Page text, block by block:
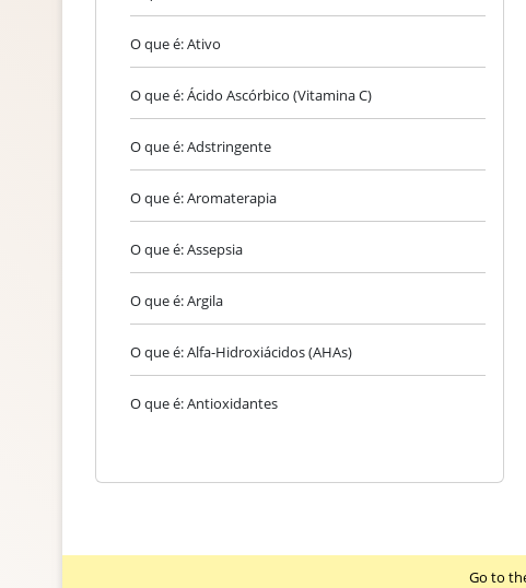
O que é: Ativo
O que é: Ácido Ascórbico (Vitamina C)
O que é: Adstringente
O que é: Aromaterapia
O que é: Assepsia
O que é: Argila
O que é: Alfa-Hidroxiácidos (AHAs)
O que é: Antioxidantes
Go to